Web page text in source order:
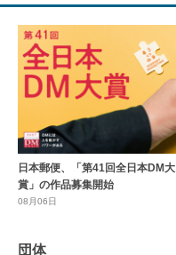
日本郵便、「第41回全日本DM大
賞」の作品募集開始
08月06日
団体